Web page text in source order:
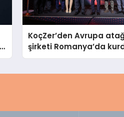
KoçZer’den Avrupa
şirketi Romanya’da